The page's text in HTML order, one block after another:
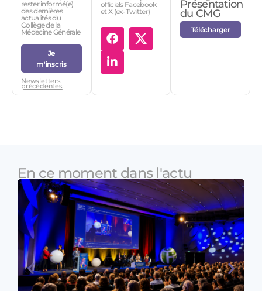
rester informé(e)
des dernières
actualités du
Collège de la
Médecine Générale
Je
m'inscris
Newsletters
précédentes
officiels Facebook
et X (ex-Twitter)
Présentation
du CMG
Télécharger
En ce moment dans l'actu